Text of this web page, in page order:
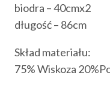
biodra – 40cmx2
długość – 86cm
Skład materiału:
75% Wiskoza